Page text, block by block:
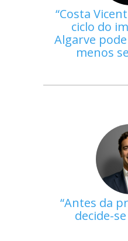
Costa
ciclo do
Algarve
menos
Antes da
decide-